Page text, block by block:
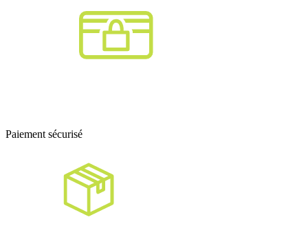
Paiement sécurisé